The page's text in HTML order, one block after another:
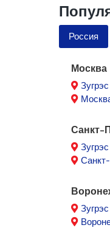
Россия
Москва
Санкт-